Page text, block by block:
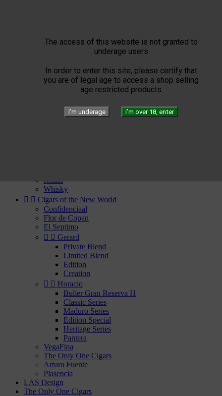
The access of this website is not granted to
underage users
In order to enter this site, please certify that
you are of legal age to access a shop selling
age restricted products
I’m underage I’m over 18, enter
Trinidad
ST Dupont
  The Art of Fire
Windproof
Flammes Double
The Art of Leather
Rhum
Whisky
  Cigars of the New World
Confidenciaal
Flor de Copan
El Septimo
  Gerard
Private Blend
Limited Blend
Edition
Creation
  Horacio
Bulier Gran Reserva H
Classic Series
Maduro Series
Edition Special
Heritage Series
Pantera
VegaFina
The Only One Cigars
Arturo Fuente
Plasencia
LAS Design
The Only One Cigars